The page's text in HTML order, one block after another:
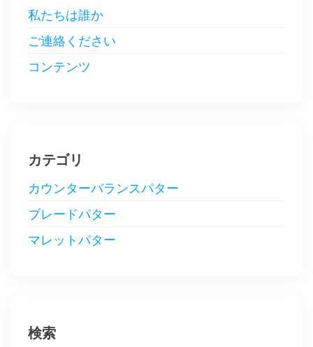
私たちは誰か
ご連絡ください
コンテンツ
カテゴリ
カウンターバランスパター
ブレードパター
マレットパター
検索